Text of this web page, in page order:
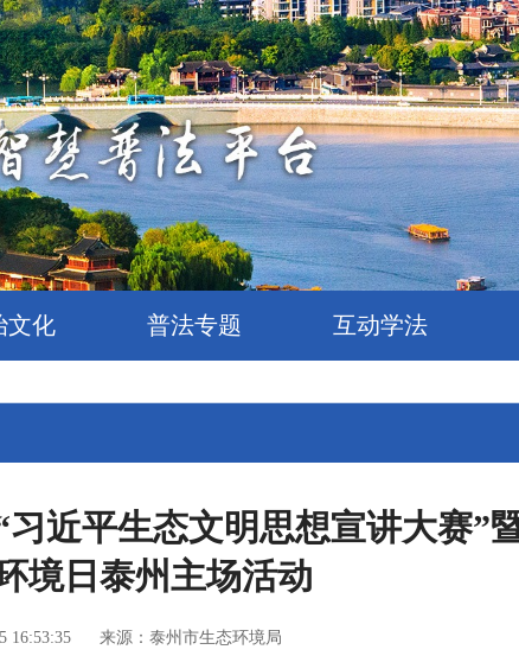
文化 普法专题 互动学法
近平生态文明思想宣讲大赛”
境日泰州主场活动
16:53:35 来源：泰州市生态环境局